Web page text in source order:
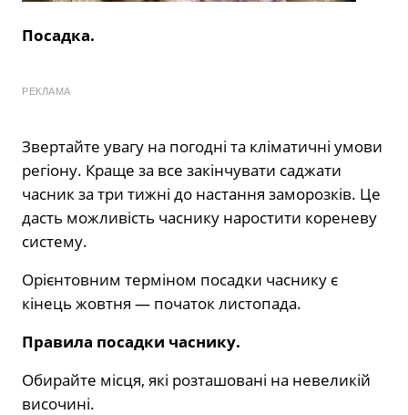
Посадка.
РЕКЛАМА
Звертайте увагу на погодні та кліматичні умови
регіону. Краще за все закінчувати саджати
часник за три тижні до настання заморозків. Це
дасть можливість часнику наростити кореневу
систему.
Орієнтовним терміном посадки часнику є
кінець жовтня — початок листопада.
Правила посадки часнику.
Обирайте місця, які розташовані на невеликій
височині.